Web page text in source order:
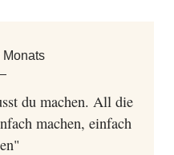
Monats
du machen. All die
machen, einfach